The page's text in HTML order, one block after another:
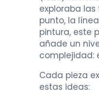
exploraba
punto, la
pintura, este
añade un
complejidad:
Cada pieza
estas ideas: